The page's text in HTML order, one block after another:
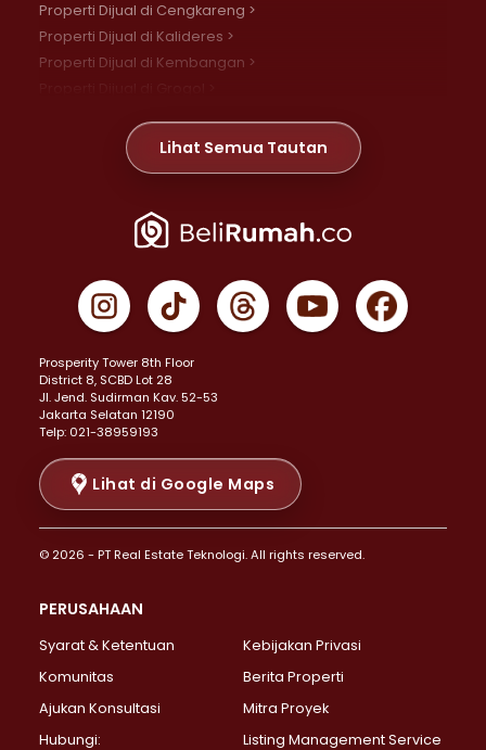
Properti Dijual di Cengkareng >
Properti Dijual di Kalideres >
Properti Dijual di Kembangan >
Properti Dijual di Meruya >
Properti Dijual di Jelambar >
Properti Dijual di Jakarta Pusat >
Properti Dijual di Gambir >
Properti Dijual di Johar Baru >
Properti Dijual di Menteng >
Properti Dijual di Senen >
Properti Dijual di Tanah Abang >
Properti Dijual di Cikini >
Properti Dijual di Kramat >
Properti Dijual di Pasar Baru >
Properti Dijual di Bendungan Hilir >
Properti Dijual di Jakarta Selatan >
Properti Dijual di Lebak Bulus >
Properti Dijual di Gandaria Selatan >
Properti Dijual di Pondok Labu >
Lihat Semua Tautan
Prosperity Tower 8th Floor
District 8, SCBD Lot 28
JI. Jend. Sudirman Kav. 52-53
Jakarta Selatan 12190
Telp: 021-38959193
Lihat di Google Maps
© 2026 - PT Real Estate Teknologi. All rights reserved.
PERUSAHAAN
Syarat & Ketentuan
Kebijakan Privasi
Komunitas
Berita Properti
Ajukan Konsultasi
Mitra Proyek
Hubungi:
Listing Management Service